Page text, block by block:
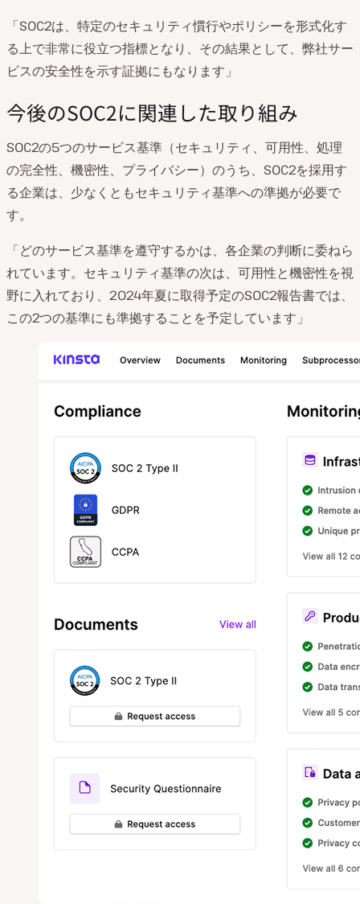
「SOC2は、特定のセキュリティ慣行やポリシーを形式化す
る上で非常に役立つ指標となり、その結果として、弊社サー
ビスの安全性を示す証拠にもなります」
今後のSOC2に関連した取り組み
SOC2の5つのサービス基準（セキュリティ、可用性、処理
の完全性、機密性、プライバシー）のうち、SOC2を採用す
る企業は、少なくともセキュリティ基準への準拠が必要で
す。
「どのサービス基準を遵守するかは、各企業の判断に委ねら
れています。セキュリティ基準の次は、可用性と機密性を視
野に入れており、2024年夏に取得予定のSOC2報告書では、
この2つの基準にも準拠することを予定しています」